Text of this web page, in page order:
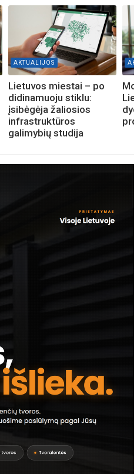
AKTUALIJOS
Lietuvos miestai – po
didinamuoju stiklu:
įsibėgėja žaliosios
infrastruktūros
galimybių studija